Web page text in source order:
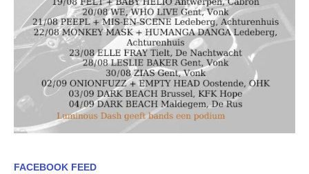
FACEBOOK FEED